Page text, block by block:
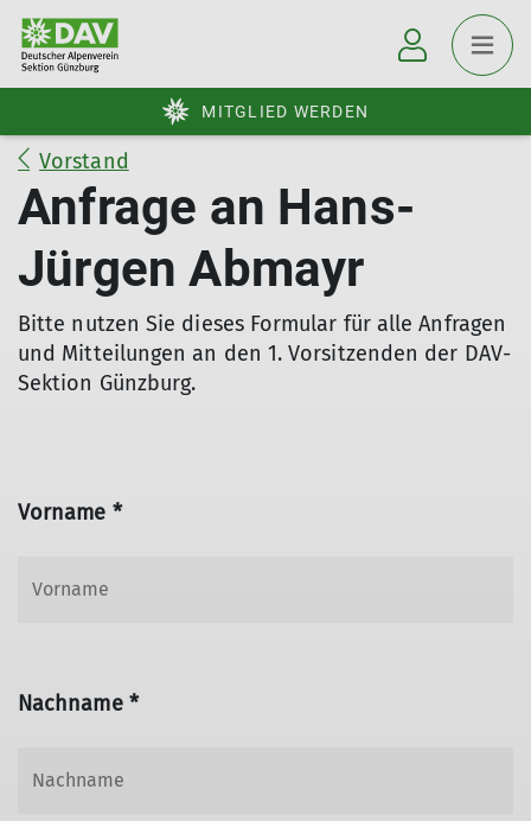
MITGLIED WERDEN
Vorstand
Anfrage an Hans-
Jürgen Abmayr
Bitte nutzen Sie dieses Formular für alle Anfragen
und Mitteilungen an den 1. Vorsitzenden der DAV-
Sektion Günzburg.
Vorname *
Nachname *